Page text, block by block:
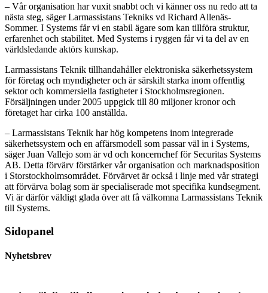
– Vår organisation har vuxit snabbt och vi känner oss nu redo att ta
nästa steg, säger Larmassistans Tekniks vd Richard Allenäs-
Sommer. I Systems får vi en stabil ägare som kan tillföra struktur,
erfarenhet och stabilitet. Med Systems i ryggen får vi ta del av en
världsledande aktörs kunskap.
Larmassistans Teknik tillhandahåller elektroniska säkerhetssystem
för företag och myndigheter och är särskilt starka inom offentlig
sektor och kommersiella fastigheter i Stockholmsregionen.
Försäljningen under 2005 uppgick till 80 miljoner kronor och
företaget har cirka 100 anställda.
– Larmassistans Teknik har hög kompetens inom integrerade
säkerhetssystem och en affärsmodell som passar väl in i Systems,
säger Juan Vallejo som är vd och koncernchef för Securitas Systems
AB. Detta förvärv förstärker vår organisation och marknadsposition
i Storstockholmsområdet. Förvärvet är också i linje med vår strategi
att förvärva bolag som är specialiserade mot specifika kundsegment.
Vi är därför väldigt glada över att få välkomna Larmassistans Teknik
till Systems.
Sidopanel
Nyhetsbrev